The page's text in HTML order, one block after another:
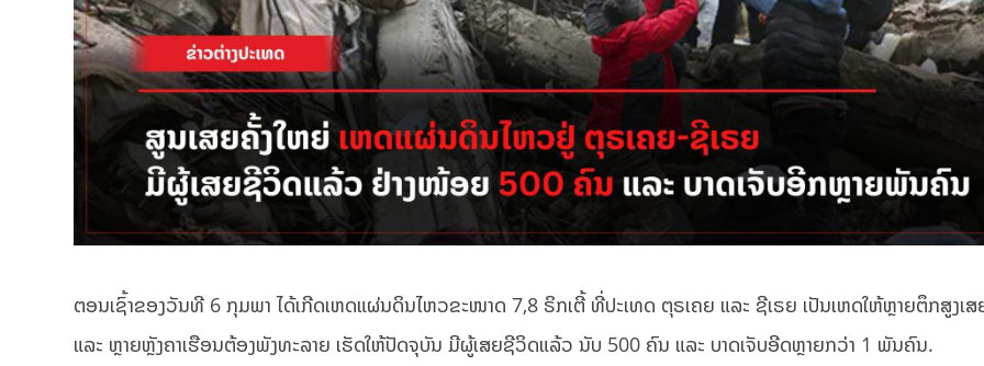
ຕອນເຊົ້າຂອງວັນທີ 6 ກຸມພາ ໄດ້ເກີດເຫດແຜ່ນດິນໄຫວຂະໜາດ 7,8 ຣິກເຕີ້ ທີ່ປະເທດ ຕຸຣເຄຍ ແລະ ຊີເຣຍ ເປັນເຫດໃຫ້ຫຼາຍຕຶກສູງເສ
ແລະ ຫຼາຍຫຼັງຄາເຮືອນຕ້ອງພັງທະລາຍ ເຮັດໃຫ້ປັດຈຸບັນ ມີຜູ້ເສຍຊີວິດແລ້ວ ນັບ 500 ຄົນ ແລະ ບາດເຈັບອີດຫຼາຍກວ່າ 1 ພັນຄົນ.